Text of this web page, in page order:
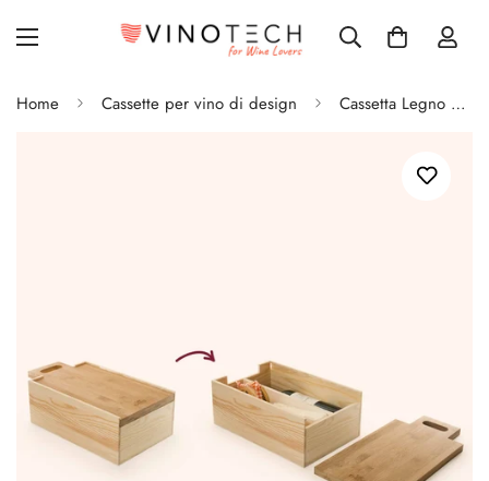
Home Cassette per vino di design Cassetta Legno per Vino con Tagliere Say Cheese